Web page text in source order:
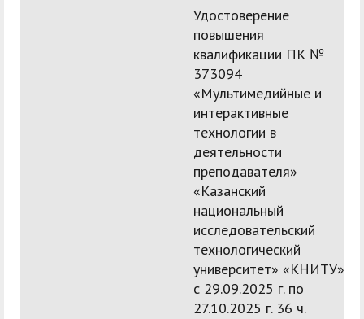
Удостоверение
повышения
квалификации ПК №
373094
«Мультимедийные и
интерактивные
технологии в
деятельности
преподавателя»
«Казанский
национальный
исследовательский
технологический
университет» «КНИТУ»
с 29.09.2025 г. по
27.10.2025 г. 36 ч.